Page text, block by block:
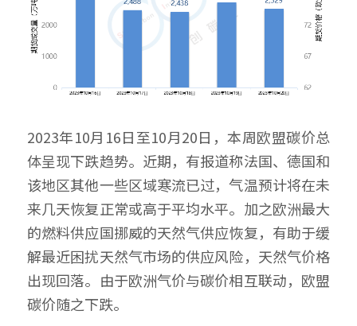
2023年10月16日至10月20日，本周欧盟碳价总
体呈现下跌趋势。近期，有报道称法国、德国和
该地区其他一些区域寒流已过，气温预计将在未
来几天恢复正常或高于平均水平。加之欧洲最大
的燃料供应国挪威的天然气供应恢复，有助于缓
解最近困扰天然气市场的供应风险，天然气价格
出现回落。由于欧洲气价与碳价相互联动，欧盟
碳价随之下跌。